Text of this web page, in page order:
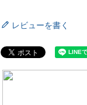
レビューを書く